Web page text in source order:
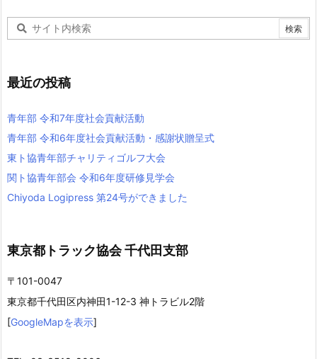
最近の投稿
青年部 令和7年度社会貢献活動
青年部 令和6年度社会貢献活動・感謝状贈呈式
東ト協青年部チャリティゴルフ大会
関ト協青年部会 令和6年度研修見学会
Chiyoda Logipress 第24号ができました
東京都トラック協会 千代田支部
〒101-0047
東京都千代田区内神田1-12-3 神トラビル2階
[GoogleMapを表示]